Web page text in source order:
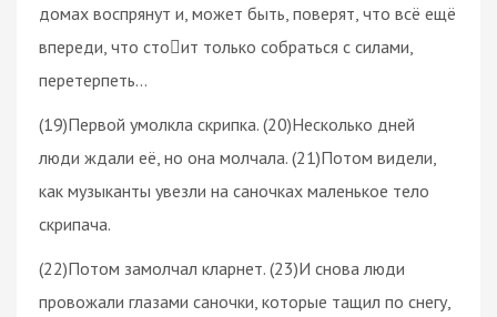
домах воспрянут и, может быть, поверят, что всё ещё
впереди, что стоит только собраться с силами,
перетерпеть…
(19)Первой умолкла скрипка. (20)Несколько дней
люди ждали её, но она молчала. (21)Потом видели,
как музыканты увезли на саночках маленькое тело
скрипача.
(22)Потом замолчал кларнет. (23)И снова люди
провожали глазами саночки, которые тащил по снегу,